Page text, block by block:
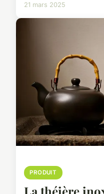
21 mars 2025
PRODUIT